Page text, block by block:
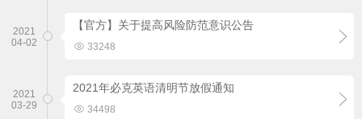
【官方】关于提高风险防范意识公告
 33248
2021
04-02

2021年必克英语清明节放假通知
 34498
2021
03-29
